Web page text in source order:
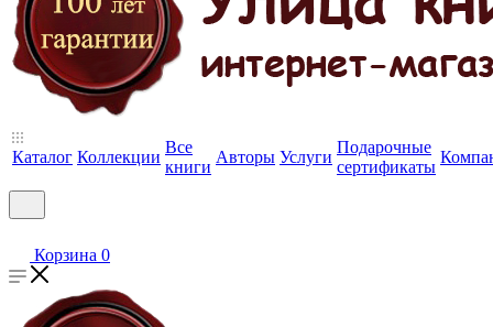
Каталог Коллекции
Все
книги
Авторы Услуги
Подарочные
сертификаты
Корзина 0